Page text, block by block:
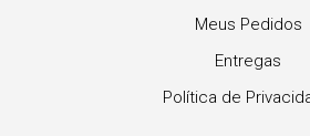
Meus Pedidos
Entregas
Política de